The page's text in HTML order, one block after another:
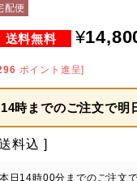
配便
¥
ポイント進呈]
14時までのご注文で明
料込
日 14時00分 までのご注文で